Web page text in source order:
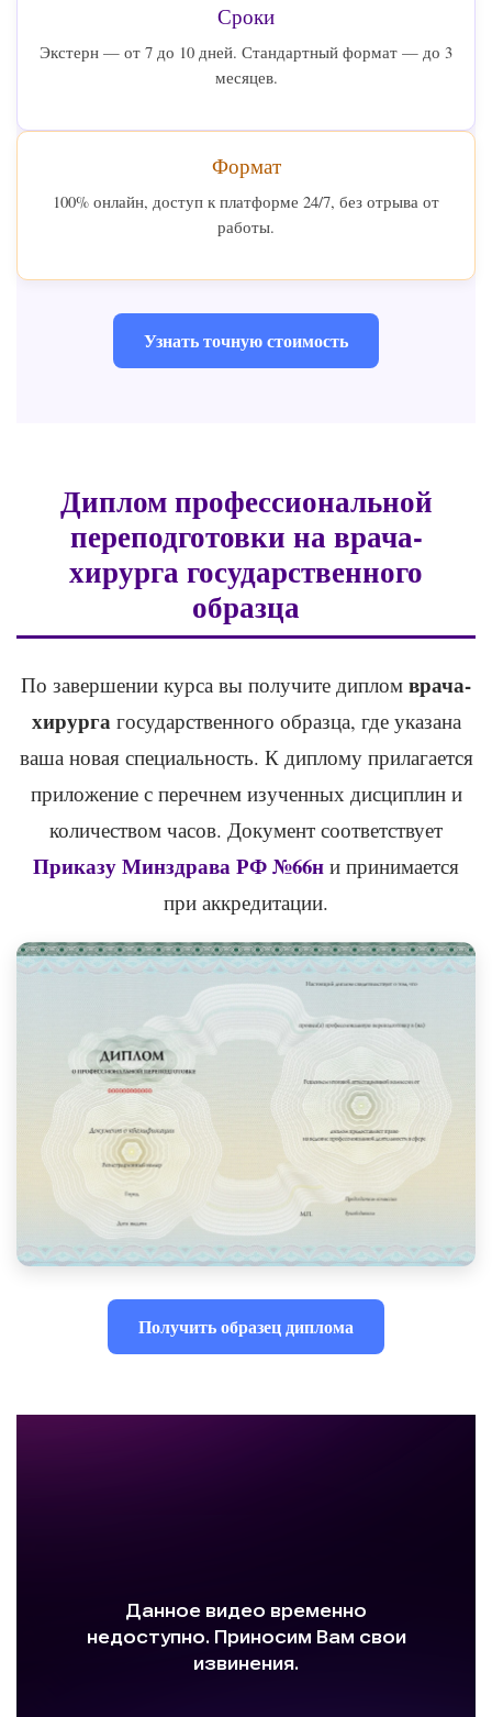
Сроки
Экстерн — от 7 до 10 дней. Стандартный формат — до 3
месяцев.
Формат
100% онлайн, доступ к платформе 24/7, без отрыва от
работы.
Узнать точную стоимость
Диплом профессиональной
переподготовки на врача-
хирурга государственного
образца
По завершении курса вы получите диплом врача-
хирурга государственного образца, где указана
ваша новая специальность. К диплому прилагается
приложение с перечнем изученных дисциплин и
количеством часов. Документ соответствует
Приказу Минздрава РФ №66н и принимается
при аккредитации.
Получить образец диплома